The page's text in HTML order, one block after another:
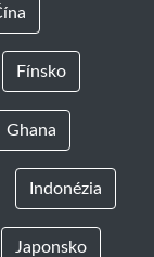
Fínsko
Ghana
Indonézia
Japonsko